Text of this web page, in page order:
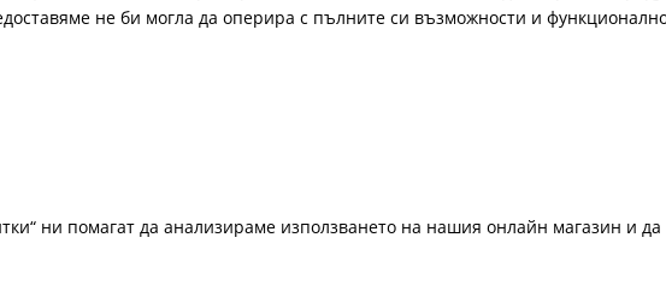
не би могла да оперира с пълните си възможности и
ни помагат да анализираме използването на нашия онлайн магазин и